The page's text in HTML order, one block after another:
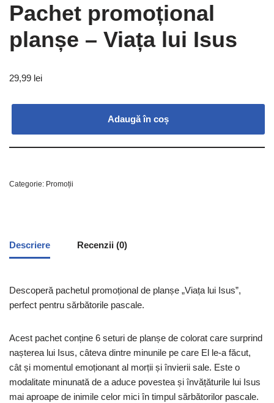
Pachet promoțional
planșe – Viața lui Isus
29,99 lei
Adaugă în coș
Categorie: Promoții
Descriere Recenzii (0)
Descoperă pachetul promoțional de planșe „Viața lui Isus”,
perfect pentru sărbătorile pascale.
Acest pachet conține 6 seturi de planșe de colorat care surprind
nașterea lui Isus, câteva dintre minunile pe care El le-a făcut,
cât și momentul emoționant al morții și învierii sale. Este o
modalitate minunată de a aduce povestea și învățăturile lui Isus
mai aproape de inimile celor mici în timpul sărbătorilor pascale.